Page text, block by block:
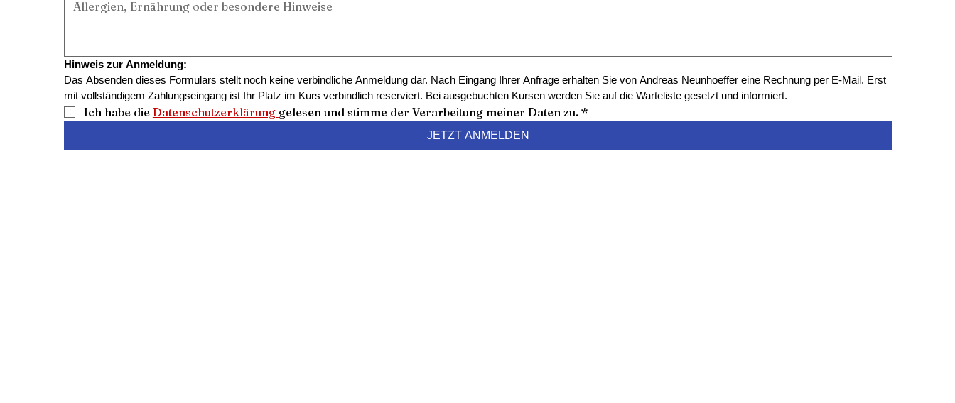
Hinweis zur Anmeldung:
Das Absenden dieses Formulars stellt noch keine verbindliche Anmeldung dar. Nach Eingang Ihrer Anfrage erhalten Sie von Andreas Neunhoeffer eine Rechnung per E-Mail. Erst
mit vollständigem Zahlungseingang ist Ihr Platz im Kurs verbindlich reserviert. Bei ausgebuchten Kursen werden Sie auf die Warteliste gesetzt und informiert.
Ich habe die Datenschutzerklärung gelesen und stimme der Verarbeitung meiner Daten zu. *
JETZT ANMELDEN